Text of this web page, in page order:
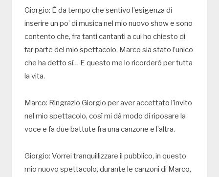
Giorgio: È da tempo che sentivo l’esigenza di
inserire un po’ di musica nel mio nuovo show e sono
contento che, fra tanti cantanti a cui ho chiesto di
far parte del mio spettacolo, Marco sia stato l’unico
che ha detto sì… E questo me lo ricorderò per tutta
la vita.
Marco: Ringrazio Giorgio per aver accettato l’invito
nel mio spettacolo, così mi dà modo di riposare la
voce e fa due battute fra una canzone e l’altra.
Giorgio: Vorrei tranquillizzare il pubblico, in questo
mio nuovo spettacolo, durante le canzoni di Marco,